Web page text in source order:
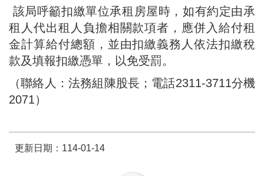
該局呼籲扣繳單位承租房屋時，如有約定由承
租人代出租人負擔相關款項者，應併入給付租
金計算給付總額，並由扣繳義務人依法扣繳稅
款及填報扣繳憑單，以免受罰。
（聯絡人：法務組陳股長；電話2311-3711分機
2071）
更新日期：114-01-14